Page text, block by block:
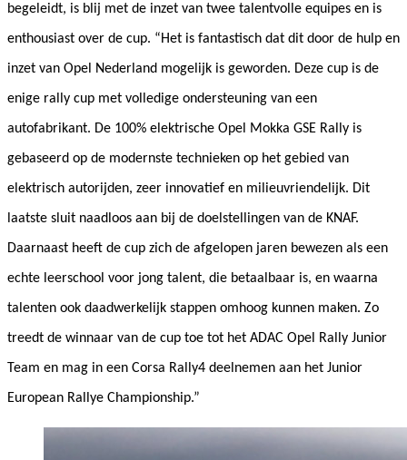
begeleidt, is blij met de inzet van twee talentvolle equipes en is
enthousiast over de cup. “Het is fantastisch dat dit door de hulp en
inzet van Opel Nederland mogelijk is geworden. Deze cup is de
enige rally cup met volledige ondersteuning van een
autofabrikant. De 100% elektrische Opel Mokka GSE Rally is
gebaseerd op de modernste technieken op het gebied van
elektrisch autorijden, zeer innovatief en milieuvriendelijk. Dit
laatste sluit naadloos aan bij de doelstellingen van de KNAF.
Daarnaast heeft de cup zich de afgelopen jaren bewezen als een
echte leerschool voor jong talent, die betaalbaar is, en waarna
talenten ook daadwerkelijk stappen omhoog kunnen maken. Zo
treedt de winnaar van de cup toe tot het ADAC Opel Rally Junior
Team en mag in een Corsa Rally4 deelnemen aan het Junior
European Rallye Championship.”